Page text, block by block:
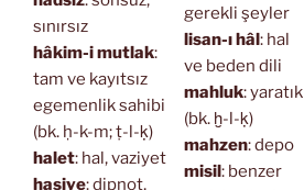
sınırsız
hâkim-i mutlak:
tam ve kayıtsız
egemenlik sahibi
(bk. ḥ-k-m; ṭ-l-ḳ)
halet: hal, vaziyet
haşiye: dipnot,
gerekli şeyler
lisan-ı hâl: hal
ve beden dili
mahluk: yaratık
(bk. ḫ-l-ḳ)
mahzen: depo
misil: benzer